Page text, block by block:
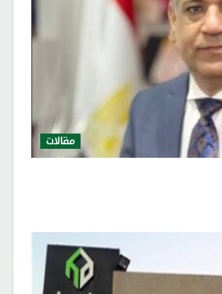
مقالات